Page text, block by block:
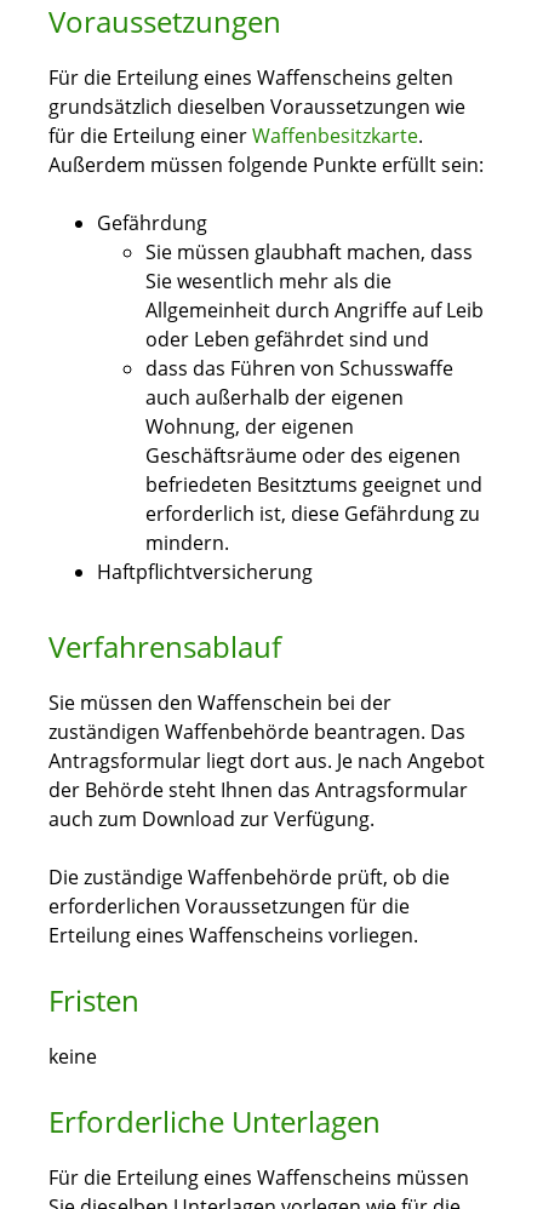
Voraussetzungen
Für die Erteilung eines Waffenscheins gelten
grundsätzlich dieselben Voraussetzungen wie
für die Erteilung einerWaffenbesitzkarte.
Außerdem müssen folgende Punkte erfüllt sein:
Gefährdung
Sie müssen glaubhaft machen, dass
Sie wesentlich mehr als die
Allgemeinheit durch Angriffe auf Leib
oder Leben gefährdet sind und
dass das Führen von Schusswaffe
auch außerhalb der eigenen
Wohnung, der eigenen
Geschäftsräume oder des eigenen
befriedeten Besitztums geeignet und
erforderlich ist, diese Gefährdungzu
mindern.
Haftpflichtversicherung
Verfahrensablauf
Sie müssen den Waffenschein bei der
zuständigen Waffenbehörde beantragen. Das
Antragsformular liegt dort aus. Je nach Angebot
der Behörde steht Ihnen das Antragsformular
auch zum Download zur Verfügung.
Die zuständige Waffenbehörde prüft, ob die
erforderlichen Voraussetzungen für die
Erteilung eines Waffenscheins vorliegen.
Fristen
keine
Erforderliche Unterlagen
Für die Erteilung eines Waffenscheins müssen